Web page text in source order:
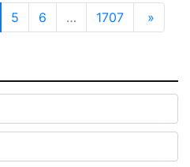
5 6 … 1707 »